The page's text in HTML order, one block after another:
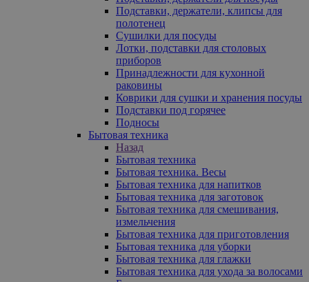
Подставки, держатели, клипсы для
полотенец
Сушилки для посуды
Лотки, подставки для столовых
приборов
Принадлежности для кухонной
раковины
Коврики для сушки и хранения посуды
Подставки под горячее
Подносы
Бытовая техника
Назад
Бытовая техника
Бытовая техника. Весы
Бытовая техника для напитков
Бытовая техника для заготовок
Бытовая техника для смешивания,
измельчения
Бытовая техника для приготовления
Бытовая техника для уборки
Бытовая техника для глажки
Бытовая техника для ухода за волосами